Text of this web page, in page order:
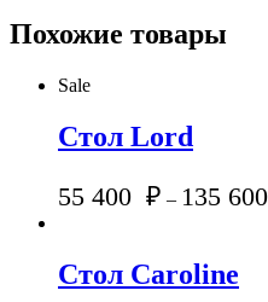
Похожие товары
Sale
Стол Lord
55 400 ₽ – 135 600
Стол Caroline